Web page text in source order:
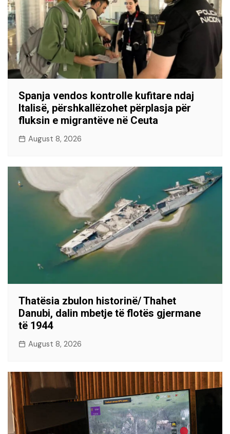
Spanja vendos kontrolle kufitare ndaj
Italisë, përshkallëzohet përplasja për
fluksin e migrantëve në Ceuta
August 8, 2026
Thatësia zbulon historinë/ Thahet
Danubi, dalin mbetje të flotës gjermane
të 1944
August 8, 2026